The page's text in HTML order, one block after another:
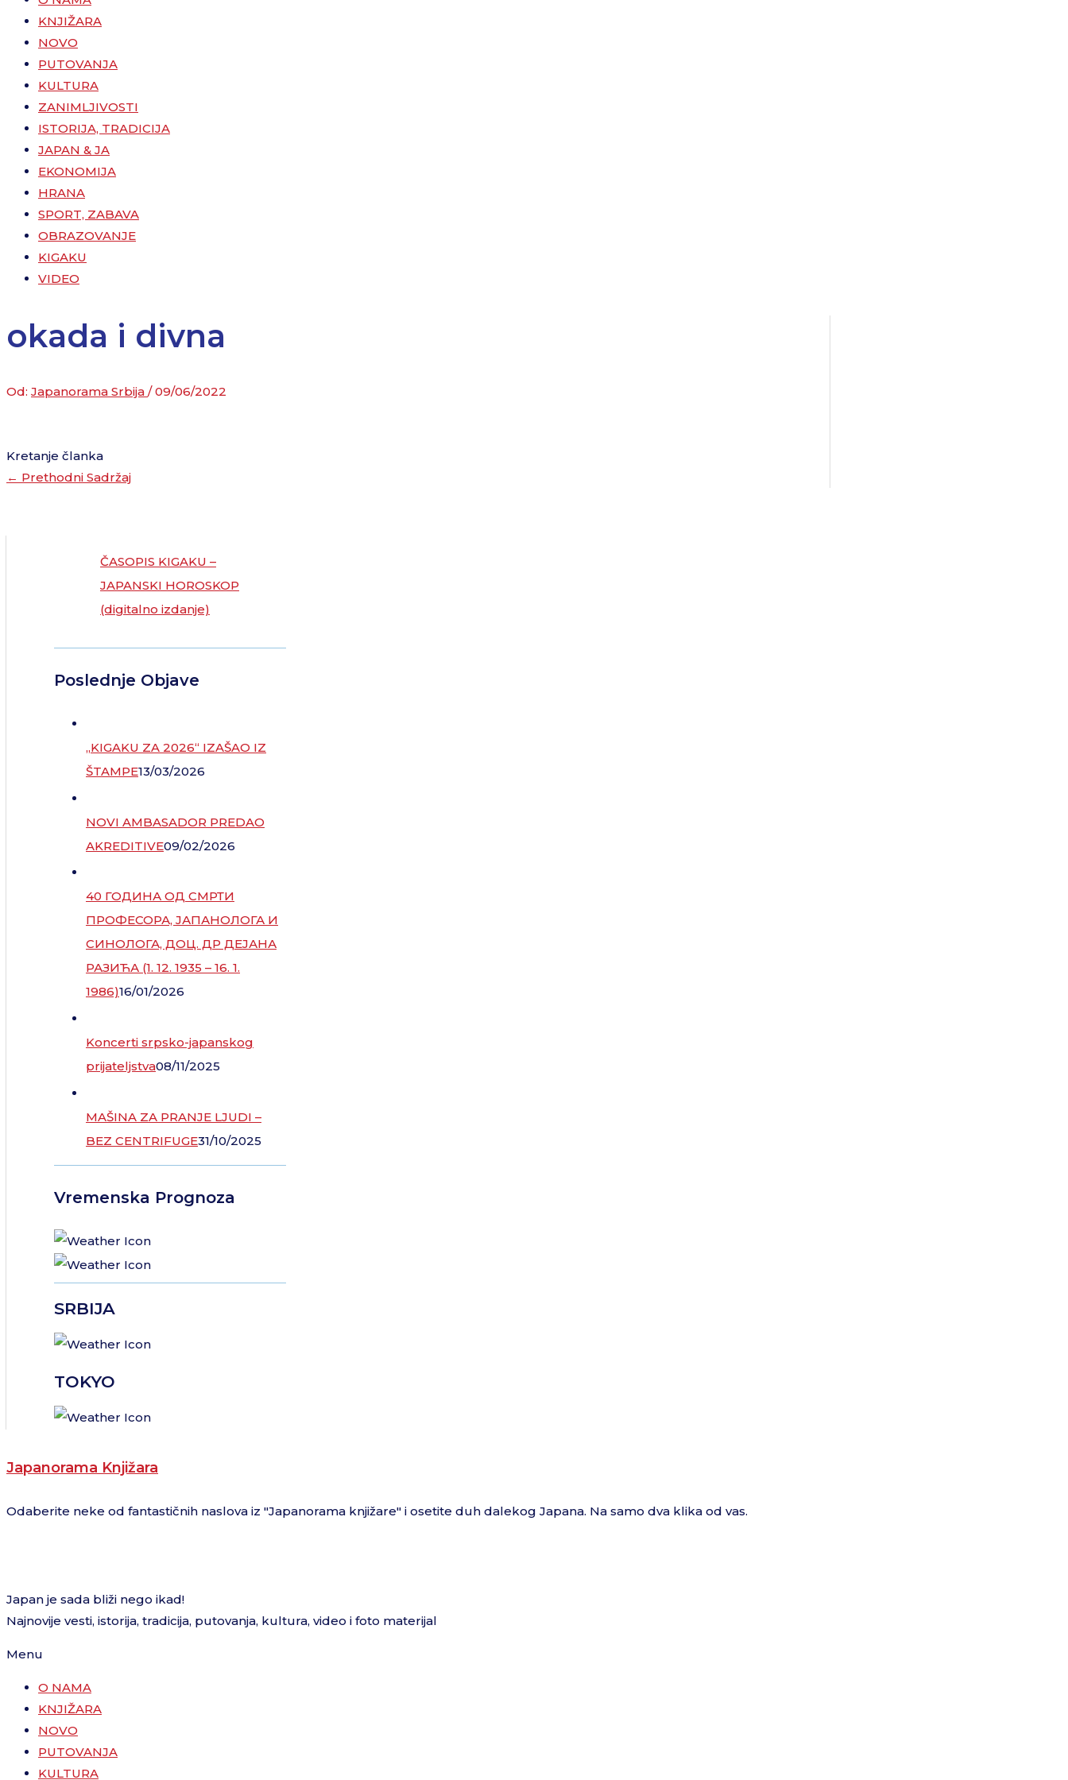
KNJIŽARA
NOVO
PUTOVANJA
KULTURA
ZANIMLJIVOSTI
ISTORIJA, TRADICIJA
JAPAN & JA
EKONOMIJA
HRANA
SPORT, ZABAVA
OBRAZOVANJE
KIGAKU
VIDEO
okada i divna
Od: Japanorama Srbija /09/06/2022
Kretanje članka
← Prethodni Sadržaj
ČASOPIS KIGAKU –
JAPANSKI HOROSKOP
(digitalno izdanje)
Poslednje Objave
„KIGAKU ZA 2026“ IZAŠAO IZ
ŠTAMPE13/03/2026
NOVI AMBASADOR PREDAO
AKREDITIVE09/02/2026
40 ГОДИНА ОД СМРТИ
ПРОФЕСОРА, ЈАПАНОЛОГА И
СИНОЛОГА, ДОЦ. ДР ДЕЈАНА
РАЗИЋА (1. 12. 1935 – 16. 1.
1986)16/01/2026
Koncerti srpsko-japanskog
prijateljstva08/11/2025
MAŠINA ZA PRANJE LJUDI –
BEZ CENTRIFUGE31/10/2025
Vremenska Prognoza
SRBIJA
TOKYO
Japanorama Knjižara
Odaberite neke od fantastičnih naslova iz "Japanorama knjižare" i osetite duh dalekog Japana. Na samo dva klika od vas.
Japan je sada bliži nego ikad!
Najnovije vesti, istorija, tradicija, putovanja, kultura, video i foto materijal
Menu
O NAMA
KNJIŽARA
NOVO
PUTOVANJA
KULTURA